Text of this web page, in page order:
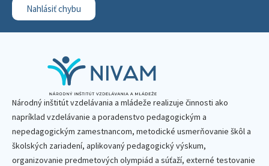
Nahlásiť chybu
Národný inštitút vzdelávania a mládeže realizuje činnosti ako
napríklad vzdelávanie a poradenstvo pedagogickým a
nepedagogickým zamestnancom, metodické usmerňovanie škôl a
školských zariadení, aplikovaný pedagogický výskum,
organizovanie predmetových olympiád a súťaží, externé testovanie